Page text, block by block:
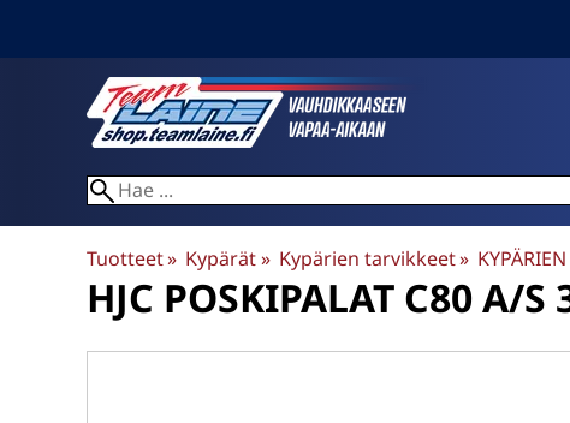
Tuotteet‪» Kypärät‪» Kypärien tarvikkeet‪»
HJC POSKIPALAT C80 A/S